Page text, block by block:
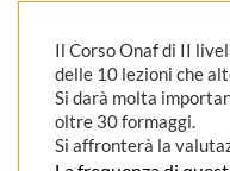
Il Corso Onaf di II
delle 10 lezioni che
Si darà molta
oltre 30 formaggi.
Si affronterà la